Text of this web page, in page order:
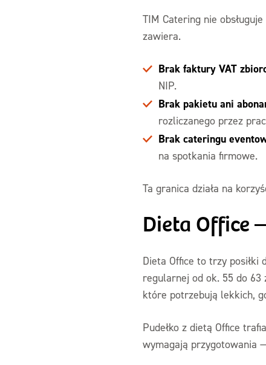
TIM Catering nie
zawiera.
Brak faktury VAT
NIP.
Brak pakietu ani
rozliczanego przez
Brak cateringu
na spotkania firmowe.
Ta granica działa na
Dieta Office
Dieta Office to trzy posiłki
regularnej od ok. 55 do 63
które potrzebują lekkich,
Pudełko z dietą Office
wymagają przygotowania